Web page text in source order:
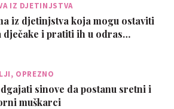
IZ DJETINJSTVA
iz djetinjstva koja mogu ostaviti
dječake i pratiti ih u odras…
OPREZNO
sinove da postanu sretni i
muškarci